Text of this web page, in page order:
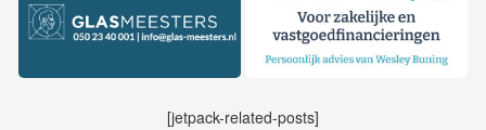
[jetpack-related-posts]